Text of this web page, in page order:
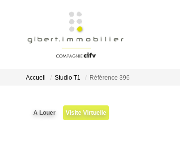
Accueil Studio T1 Référence 396
A Louer Visite Virtuelle